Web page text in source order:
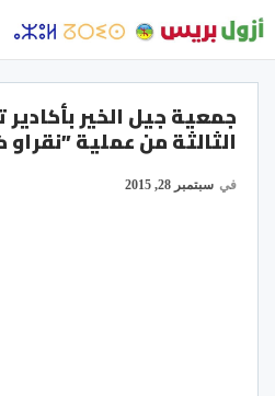
جمعية جيل الخير
الثالثة من عملية
في سبتمبر 28, 2015